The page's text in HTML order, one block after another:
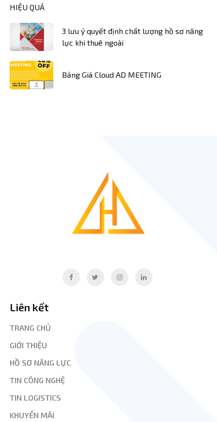
3 lưu ý quyết định chất lượng hồ sơ năng
lực khi thuê ngoài
Bảng Giá Cloud AD MEETING
Liên kết
TRANG CHỦ
GIỚI THIỆU
HỒ SƠ NĂNG LỰC
TIN CÔNG NGHỆ
TIN LOGISTICS
KHUYẾN MÃI